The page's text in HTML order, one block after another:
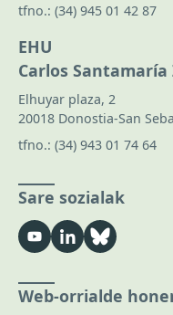
tfno.: (34) 945 01 42 87
EHU
Carlos
Elhuyar plaza, 2
20018 Donostia-San
tfno.: (34) 943 01 74 64
Sare sozialak
Web-orrialde